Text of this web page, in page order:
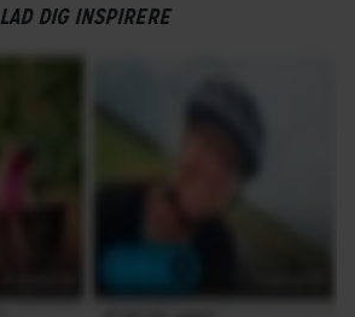
LAD DIG INSPIRERE